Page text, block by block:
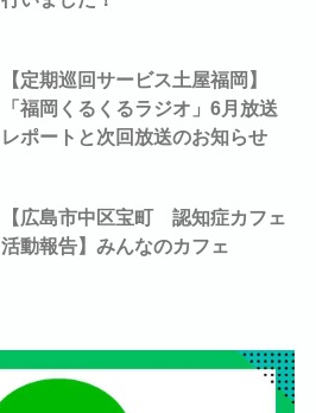
【定期巡回サービス土屋福岡】
「福岡くるくるラジオ」6月放送
レポートと次回放送のお知らせ
【広島市中区宝町 認知症カフェ
活動報告】みんなのカフェ